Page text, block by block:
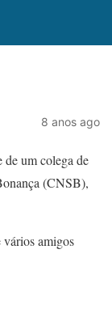
8 anos ago
um colega de
(CNSB),
amigos